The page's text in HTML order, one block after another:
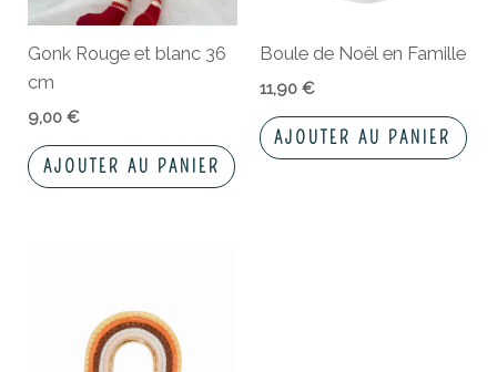
Gonk Rouge et blanc 36
cm
9,00€
AJOUTER AU PANIER
Boule de Noël en Famille
11,90 €
AJOUTER AU PANIER